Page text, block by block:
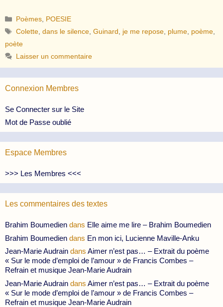
Catégories
Poèmes POESIE
Étiquettes
Colette ,dans le silence ,Guinard je me repose plume poème
poète
Laisser un commentaire
Connexion Membres
Se Connecter sur le Site
Mot de Passe oublié
Espace Membres
>>> Les Membres <<<
Les commentaires des textes
Brahim Boumedien dans Elle aime me lire – Brahim Boumedien
Brahim Boumedien dans En mon ici, Lucienne Maville-Anku
Jean-Marie Audrain dans Aimer n’est pas… – Extrait du poème
« Sur le mode d’emploi de l’amour » de Francis Combes –
Refrain et musique Jean-Marie Audrain
Jean-Marie Audrain dans Aimer n’est pas… – Extrait du poème
« Sur le mode d’emploi de l’amour » de Francis Combes –
Refrain et musique Jean-Marie Audrain